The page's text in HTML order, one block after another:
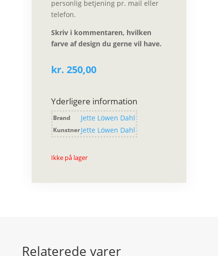
personlig betjening pr. mail eller
telefon.
Skriv i kommentaren, hvilken
farve af design du gerne vil have.
kr. 250,00
Yderligere information
Brand Jette Löwen Dahl
KunstnerJette Löwen Dahl
Ikke på lager
Relaterede varer